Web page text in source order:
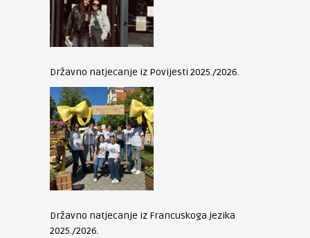
Državno natjecanje iz Povijesti 2025./2026.
Državno natjecanje iz Francuskoga jezika
2025./2026.